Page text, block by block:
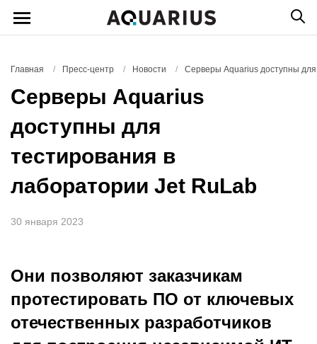
Главная / Пресс-центр / Новости / Серверы Aquarius доступны
Серверы Aquarius
доступны для
тестирования в
лаборатории Jet RuLab
30 января 2023
Они позволяют заказчикам
протестировать ПО от ключевых
отечественных разработчиков